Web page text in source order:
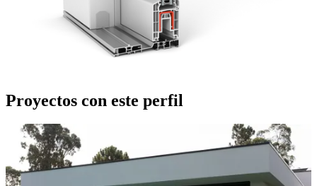
Proyectos con este perfil